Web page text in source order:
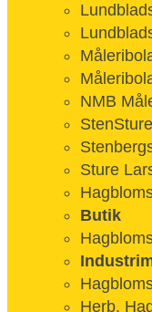
NMB
Sture
Butik
Herb.